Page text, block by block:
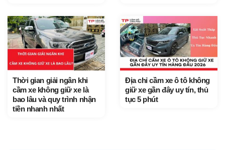
Thời gian giải ngân khi
cầm xe không giữ xe là
bao lâu và quy trình nhận
tiền nhanh nhất
Địa chỉ cầm xe ô tô không
giữ xe gần đây uy tín, thủ
tục 5 phút